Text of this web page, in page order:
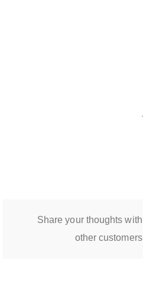
Share your thoughts with
other customers